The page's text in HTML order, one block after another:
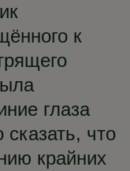
к
глаза
что
крайних